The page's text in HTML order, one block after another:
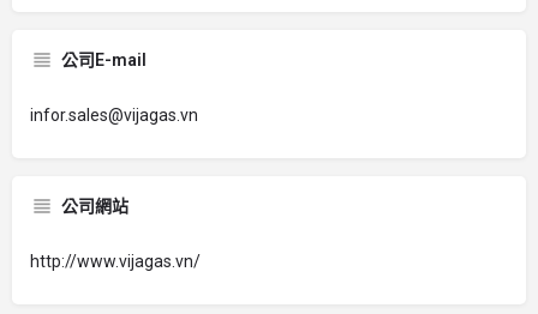
公司E-mail
infor.sales@vijagas.vn
公司網站
http://www.vijagas.vn/